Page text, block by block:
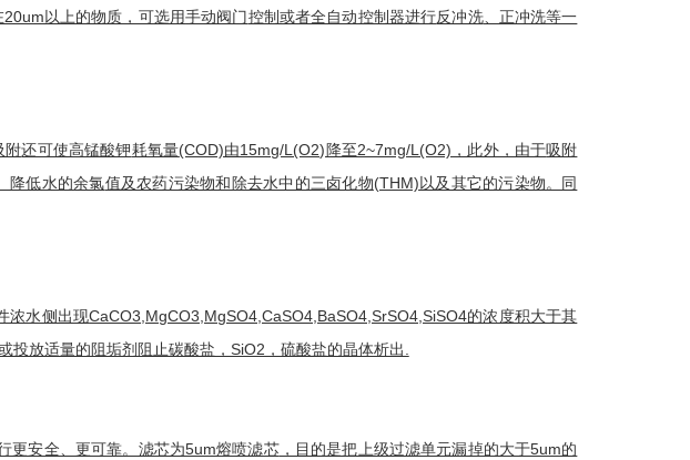
以上的物质，可选用手动阀门控制或者全自动控制器进行反冲洗、正冲洗等一
附还可使高锰酸钾耗氧量(COD)由15mg/L(O2)降至2~7mg/L(O2)，此外，由于吸附
降低水的余氯值及农药污染物和除去水中的三卤化物(THM)以及其它的污染物。同
浓水侧出现CaCO3 ,MgCO3,MgSO4,CaSO4,BaSO4,SrSO4,SiSO4的浓度积大于其
投放适量的阻垢剂阻止碳酸盐，SiO2，硫酸盐的晶体析出.
更安全、更可靠。滤芯为5um熔喷滤芯，目的是把上级过滤单元漏掉的大于5um的